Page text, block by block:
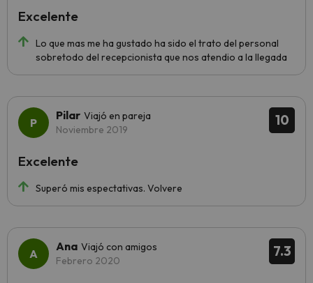
Lo que mas me ha gustado ha sido el trato del personal
sobretodo del recepcionista que nos atendio a la llegada
Excelente
10
Pilar Viajó en pareja
Noviembre 2019
Superó mis espectativas. Volvere
Excelente
7.3
Ana Viajó con amigos
Febrero 2020